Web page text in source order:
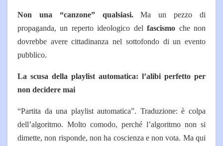
Non una “canzone” qualsiasi.Ma un pezzo di
propaganda, un reperto ideologico delfascismo che non
dovrebbe avere cittadinanza nel sottofondo di un evento
pubblico.
La scusa della playlist automatica: l’alibi perfetto per
non decidere mai
“Partita da una playlist automatica”. Traduzione: è colpa
dell’algoritmo. Molto comodo, perché l’algoritmo non si
dimette, non risponde, non ha coscienza e non vota. Ma qui